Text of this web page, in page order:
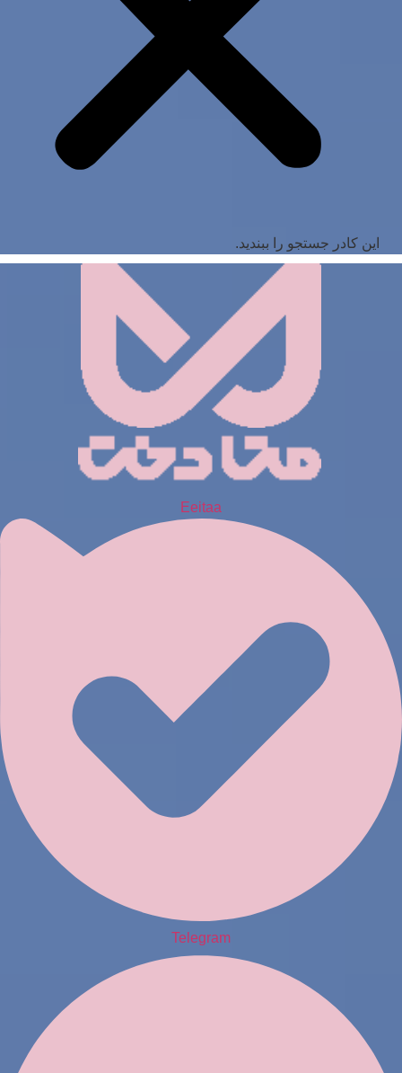
این کادر جستجو را ببندید.
Eeitaa
Telegram